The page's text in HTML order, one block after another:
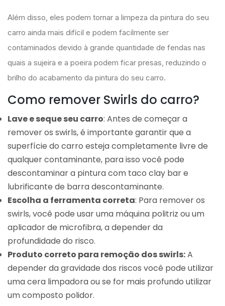
Além disso, eles podem tornar a limpeza da pintura do seu
carro ainda mais difícil e podem facilmente ser
contaminados devido à grande quantidade de fendas nas
quais a sujeira e a poeira podem ficar presas, reduzindo o
brilho do acabamento da pintura do seu carro.
Como remover Swirls do carro?
Lave e seque seu carro: Antes de começar a
remover os swirls, é importante garantir que a
superfície do carro esteja completamente livre de
qualquer contaminante, para isso você pode
descontaminar a pintura com taco clay bar e
lubrificante de barra descontaminante.
Escolha a ferramenta correta: Para remover os
swirls, você pode usar uma máquina politriz ou um
aplicador de microfibra, a depender da
profundidade do risco.
Produto correto para remoção dos swirls:A
depender da gravidade dos riscos você pode utilizar
uma cera limpadora ou se for mais profundo utilizar
um composto polidor.